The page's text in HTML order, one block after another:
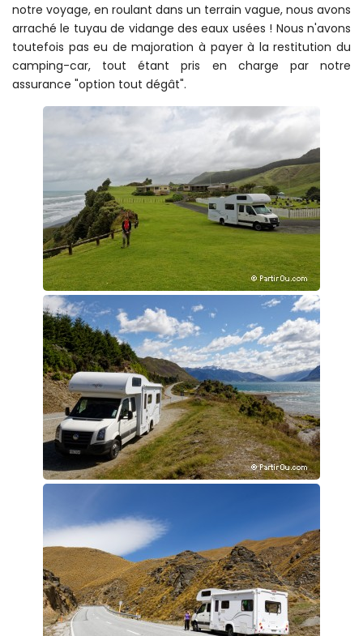
notre voyage, en roulant dans un terrain vague, nous avons
arraché le tuyau de vidange des eaux usées ! Nous n'avons
toutefois pas eu de majoration à payer à la restitution du
camping-car, tout étant pris en charge par notre
assurance "option tout dégât".